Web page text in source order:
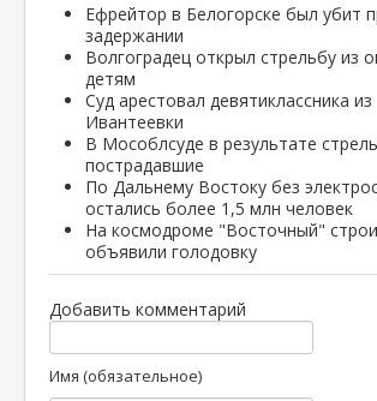
Ефрейтор в Белогорске был убит
задержании
Волгоградец открыл стрельбу из
детям
Суд арестовал девятиклассника из
Ивантеевки
В Мособлсуде в результате
пострадавшие
По Дальнему Востоку без
остались более 1,5 млн человек
На космодроме "Восточный"
объявили голодовку
Добавить комментарий
Имя (обязательное)